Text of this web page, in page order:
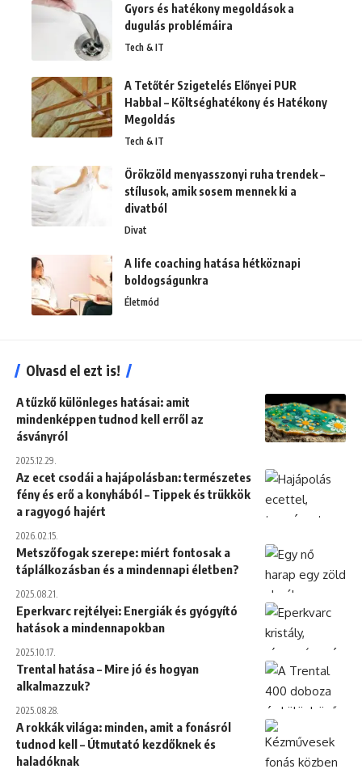
Gyors és hatékony megoldások a
dugulás problémáira
Tech & IT
A Tetőtér Szigetelés Előnyei PUR
Habbal – Költséghatékony és Hatékony
Megoldás
Tech & IT
Örökzöld menyasszonyi ruha trendek –
stílusok, amik sosem mennek ki a
divatból
Divat
A life coaching hatása hétköznapi
boldogságunkra
Életmód
Olvasd el ezt is!
A tűzkő különleges hatásai: amit
mindenképpen tudnod kell erről az
ásványról
2025.12.29.
Az ecet csodái a hajápolásban: természetes
fény és erő a konyhából – Tippek és trükkök
a ragyogó hajért
2026.02.15.
Metszőfogak szerepe: miért fontosak a
táplálkozásban és a mindennapi életben?
2025.08.21.
Eperkvarc rejtélyei: Energiák és gyógyító
hatások a mindennapokban
2025.10.17.
Trental hatása – Mire jó és hogyan
alkalmazzuk?
2025.08.28.
A rokkák világa: minden, amit a fonásról
tudnod kell – Útmutató kezdőknek és
haladóknak